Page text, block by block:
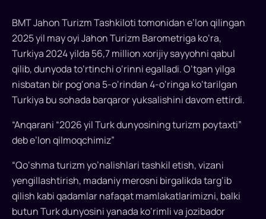
etdi...
BMT Jahon Turizm Tashkiloti tomonidan e’lon qilingan
2025 yil may oyi Jahon Turizm Barometriga ko‘ra,
Turkiya 2024 yilda 56,7 million xorijiy sayyohni qabul
qilib, dunyoda to‘rtinchi o‘rinni egalladi. O‘tgan yilga
nisbatan bir pog‘ona 5-o‘rindan 4-o‘ringa ko‘tarilgan
Turkiya bu sohada barqaror yuksalishini davom ettirdi.
“Anqarani “2026 yil Turk dunyosining turizm poytaxti”
deb e’lon qilmoqchimiz”
“Qo‘shma turizm yo’nalishlari tashkil etish, vizani
yengillashtirish, madaniy merosni birgalikda targ‘ib
qilish kabi qadamlar nafaqat mamlakatlarimizni, balki
butun Turk dunyosini yanada ko‘rimli va jozibador